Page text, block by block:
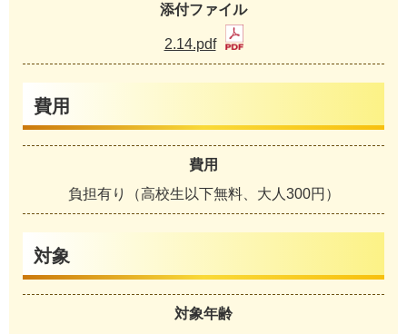
添付ファイル
2.14.pdf
費用
費用
負担有り（高校生以下無料、大人300円）
対象
対象年齢